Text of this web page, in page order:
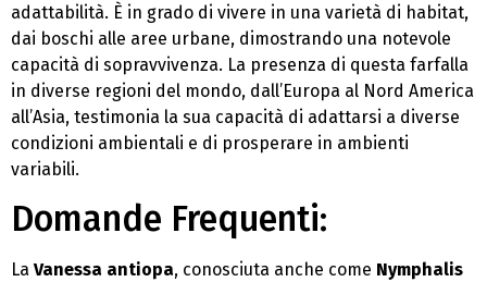
adattabilità. È in grado di vivere in una varietà di habitat,
dai boschi alle aree urbane, dimostrando una notevole
capacità di sopravvivenza. La presenza di questa farfalla
in diverse regioni del mondo, dall’Europa al Nord America
all’Asia, testimonia la sua capacità di adattarsi a diverse
condizioni ambientali e di prosperare in ambienti
variabili.
Domande Frequenti:
La Vanessa antiopa, conosciuta anche come Nymphalis